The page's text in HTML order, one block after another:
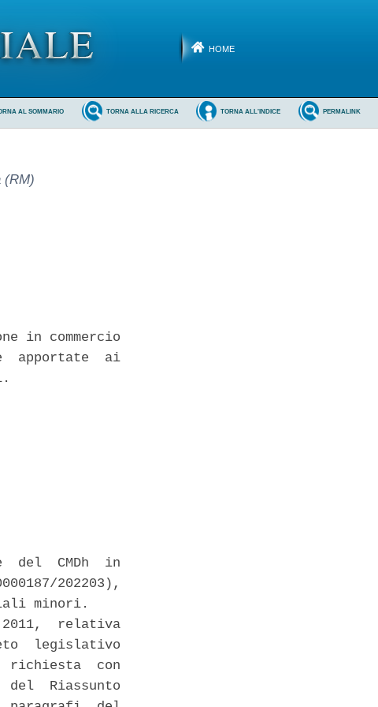
HOME
PERMALINK
TORNA ALL'INDICE
TORNA ALLA RICERCA
AL SOMMARIO
(RM)
in commercio
apportate  ai
del  CMDh  in
202203),
minori.
relativa
legislativo
richiesta  con
Riassunto